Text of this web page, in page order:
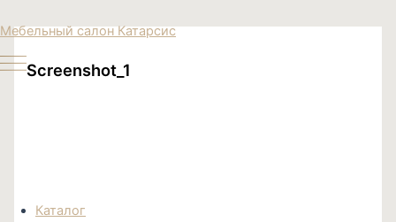
к
содержимому
Мебельный салон Катарсис
Каталог
товаров
Screenshot_1